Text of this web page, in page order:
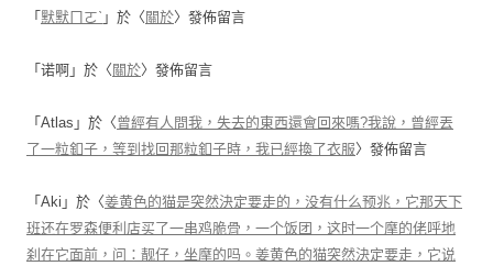
「 默默ㄇㄛˋ 」於〈 關於〉發佈留言
「 诺啊 」於〈 關於〉發佈留言
「 Atlas 」於〈曾經有人問我，失去的東西還會回來嗎?我說，曾經丟
了一粒釦子，等到找回那粒釦子時，我已經換了衣服〉發佈留言
「 Aki 」於〈姜黄色的猫是突然決定要走的，没有什么预兆，它那天下
班还在罗森便利店买了一串鸡脆骨，一个饭团，这时一个摩的佬呼地
刹在它面前，问：靓仔，坐摩的吗。姜黄色的猫突然決定要走，它说